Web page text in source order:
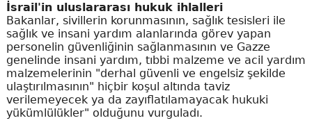
İsrail'in uluslararası hukuk ihlalleri
Bakanlar, sivillerin korunmasının, sağlık tesisleri ile
sağlık ve insani yardım alanlarında görev yapan
personelin güvenliğinin sağlanmasının ve Gazze
genelinde insani yardım, tıbbi malzeme ve acil yardım
malzemelerinin "derhal güvenli ve engelsiz şekilde
ulaştırılmasının" hiçbir koşul altında taviz
verilemeyecek ya da zayıflatılamayacak hukuki
yükümlülükler" olduğunu vurguladı.